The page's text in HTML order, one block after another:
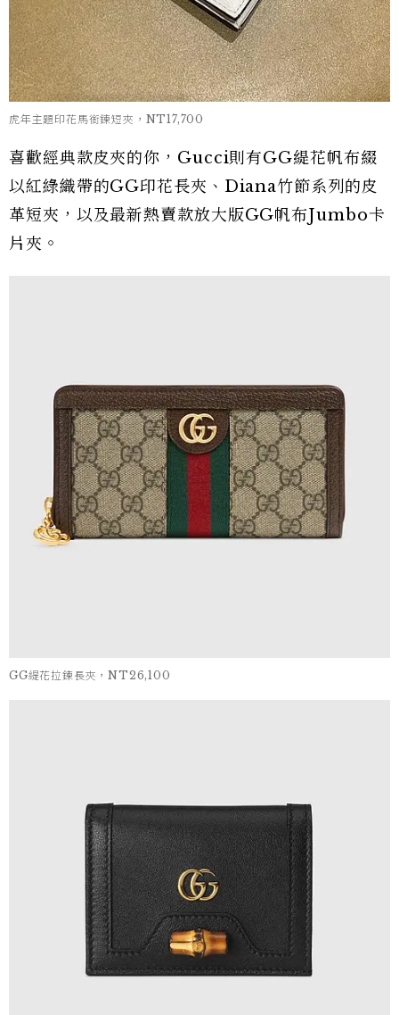
虎年主題印花馬銜鍊短夾，NT17,700
喜歡經典款皮夾的你，Gucci則有GG緹花帆布綴
以紅綠織帶的GG印花長夾、Diana竹節系列的皮
革短夾，以及最新熱賣款放大版GG帆布Jumbo卡
片夾。
GG緹花拉鍊長夾，NT26,100